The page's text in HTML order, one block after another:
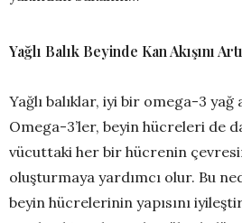
Yağlı Balık Beyinde Kan Akışını
Yağlı balıklar, iyi bir omega-3 yağ
Omega-3’ler, beyin hücreleri de
vücuttaki her bir hücrenin
oluşturmaya yardımcı olur. Bu
beyin hücrelerinin yapısını